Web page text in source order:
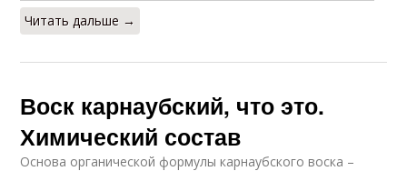
Читать дальше →
Воск карнаубский, что это.
Химический состав
Основа органической формулы карнаубского воска –